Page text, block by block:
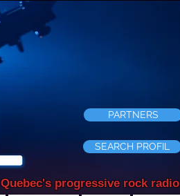
Quebec's progressive rock radio
SEARCH PROFIL
PARTNERS